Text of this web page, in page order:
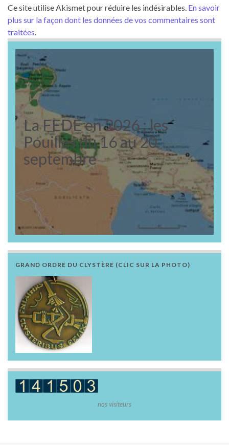
Ce site utilise Akismet pour réduire les indésirables. En savoir
plus sur la façon dont les données de vos commentaires sont
traitées.
La FEDE en 2026 : les
Pouilles du 16 au 20
septembre
GRAND ORDRE DU CLYSTÈRE (CLIC SUR LA PHOTO)
nos visiteurs